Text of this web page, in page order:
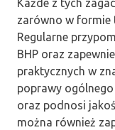
Każde z tych
zarówno w formie
Regularne
BHP oraz
praktycznych w
poprawy
oraz podnosi
można również